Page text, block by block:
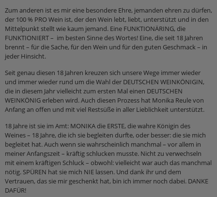
Zum anderen ist es mir eine besondere Ehre, jemanden ehren zu dürfen,
der 100 % PRO Wein ist, der den Wein lebt, liebt, unterstützt und in den
Mittelpunkt stellt wie kaum jemand. Eine FUNKTIONÄRING, die
FUNKTIONIERT – im besten Sinne des Wortes! Eine, die seit 18 Jahren
brennt – für die Sache, für den Wein und für den guten Geschmack – in
jeder Hinsicht.
Seit genau diesen 18 Jahren kreuzen sich unsere Wege immer wieder
und immer wieder rund um die Wahl der DEUTSCHEN WEINKÖNIGIN,
die in diesem Jahr vielleicht zum ersten Mal einen DEUTSCHEN
WEINKÖNIG erleben wird. Auch diesen Prozess hat Monika Reule von
Anfang an offen und mit viel Restsüße in aller Lieblichkeit unterstützt.
18 Jahre ist sie im Amt: MONIKA die ERSTE, die wahre Königin des
Weines – 18 Jahre, die ich sie begleiten durfte, oder besser: die sie mich
begleitet hat. Auch wenn sie wahrscheinlich manchmal – vor allem in
meiner Anfangszeit – kräftig schlucken musste. Nicht zu verwechseln
mit einem kräftigen Schluck – obwohl: vielleicht war auch das manchmal
nötig. SPÜREN hat sie mich NIE lassen. Und dank ihr und dem
Vertrauen, das sie mir geschenkt hat, bin ich immer noch dabei. DANKE
DAFÜR!